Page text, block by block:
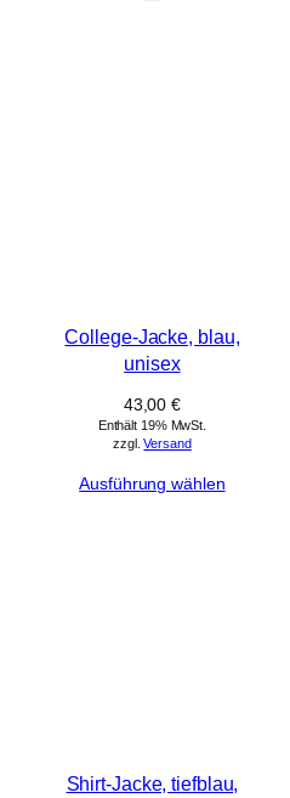
College-Jacke, blau,
unisex
43,00€
Enthält 19% MwSt.
zzgl.Versand
Ausführung wählen
Shirt-Jacke, tiefblau,